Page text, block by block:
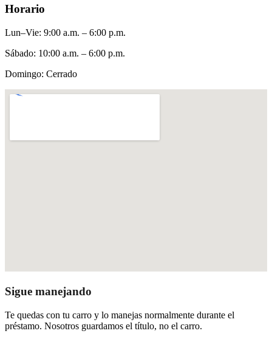
Horario
Lun–Vie: 9:00 a.m. – 6:00 p.m.
Sábado: 10:00 a.m. – 6:00 p.m.
Domingo: Cerrado
Sigue manejando
Te quedas con tu carro y lo manejas normalmente durante el
préstamo. Nosotros guardamos el título, no el carro.